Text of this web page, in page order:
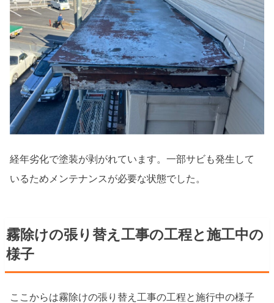
経年劣化で塗装が剥がれています。一部サビも発生して
いるためメンテナンスが必要な状態でした。
霧除けの張り替え工事の工程と施工中の
様子
ここからは霧除けの張り替え工事の工程と施行中の様子